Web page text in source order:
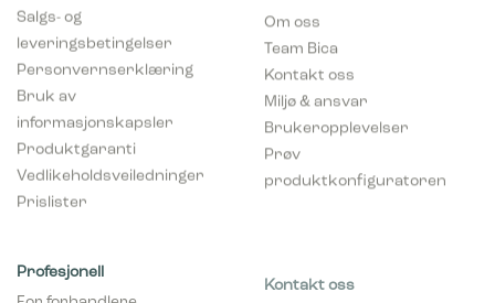
Salgs- og
leveringsbetingelser
Personvernserklæring
Bruk av
informasjonskapsler
Produktgaranti
Vedlikeholdsveiledninger
Prislister
Om oss
Team Bica
Kontakt oss
Miljø & ansvar
Brukeropplevelser
Prøv
produktkonfiguratoren
Profesjonell
For forhandlere